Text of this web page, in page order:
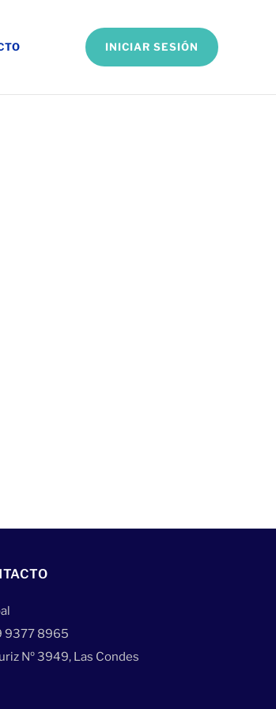
INICIAR SESIÓN
9377 8965
Nº 3949, Las Condes